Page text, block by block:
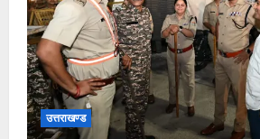
उत्तराखण्ड